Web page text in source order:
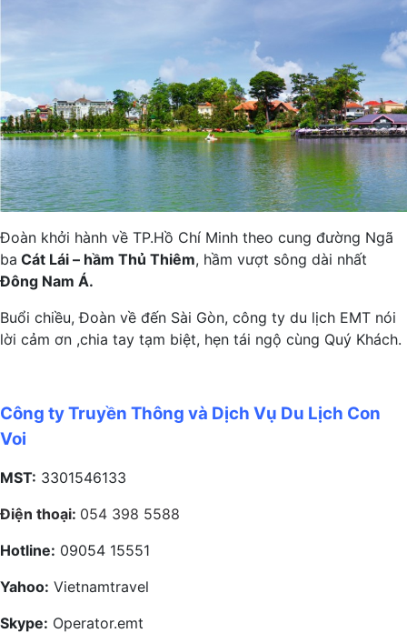
Đoàn khởi hành về TP.Hồ Chí Minh theo cung đường Ngã
ba Cát Lái – hầm Thủ Thiêm, hầm vượt sông dài nhất
Đông Nam Á.
Buổi chiều, Đoàn về đến Sài Gòn, công ty du lịch EMT nói
lời cảm ơn ,chia tay tạm biệt, hẹn tái ngộ cùng Quý Khách.
Công ty Truyền Thông và Dịch Vụ Du Lịch Con
Voi
MST: 3301546133
Điện thoại: 054 398 5588
Hotline: 09054 15551
Yahoo: Vietnamtravel
Skype: Operator.emt